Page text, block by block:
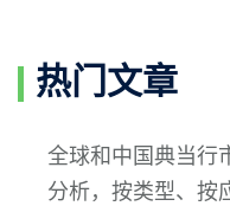
热门文章
全球和中国典当行
分析，按类型、按